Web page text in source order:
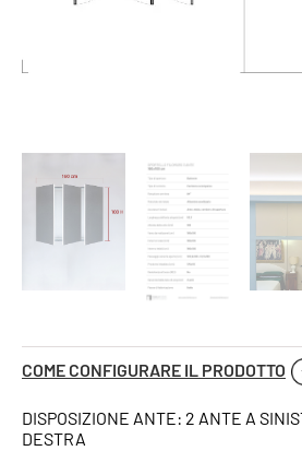
COME CONFIGURARE IL PRODOTTO
DISPOSIZIONE ANTE: 2 ANTE A
DESTRA